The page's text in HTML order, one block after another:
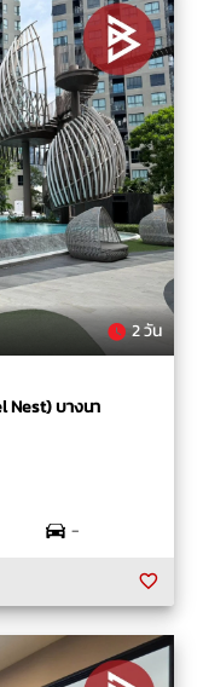
2 วัน
Nest) บางนา
-